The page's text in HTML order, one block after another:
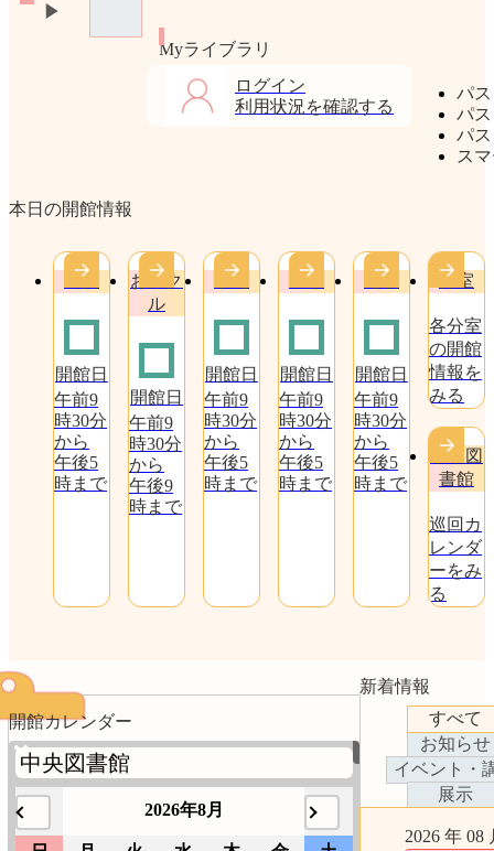
Myライブラリ
ログイン
利用状況を確認する
パ
パ
パ
ス
本日の開館情報
中央
開館日
午前9
時30分
から
午後5
時まで
おにク
ル
開館日
午前9
時30分
から
午後9
時まで
水尾
開館日
午前9
時30分
から
午後5
時まで
庄栄
開館日
午前9
時30分
から
午後5
時まで
穂積
開館日
午前9
時30分
から
午後5
時まで
分室
各分室
の開館
情報を
みる
移動図
書館
巡回カ
レンダ
ーをみ
る
開館カレンダー
2026年8月
新着情報
すべて
お知らせ
イベント・
展示
2026 年 08